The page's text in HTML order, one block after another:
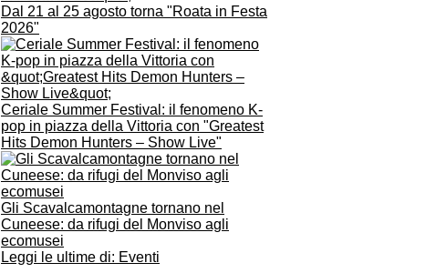
Dal 21 al 25 agosto torna "Roata in Festa
2026"
Ceriale Summer Festival: il fenomeno K-
pop in piazza della Vittoria con "Greatest
Hits Demon Hunters – Show Live"
Gli Scavalcamontagne tornano nel
Cuneese: da rifugi del Monviso agli
ecomusei
Leggi le ultime di: Eventi